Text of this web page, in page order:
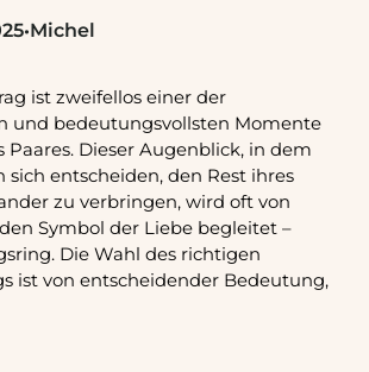
•Michel
ist zweifellos einer der
und bedeutungsvollsten Momente
Paares. Dieser Augenblick, in dem
sich entscheiden, den Rest ihres
zu verbringen, wird oft von
Symbol der Liebe begleitet –
Die Wahl des richtigen
ist von entscheidender Bedeutung,